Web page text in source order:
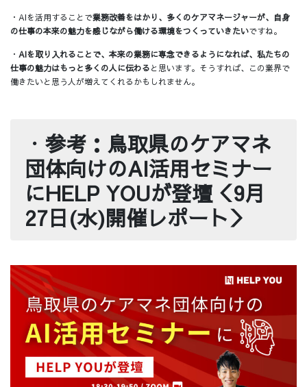
・AIを活用することで業務改善をはかり、多くのケアマネージャーが、自身
の仕事の本来の魅力を感じながら働ける環境をつくっていきたいですね。
・ AIを取り入れることで、本来の業務に専念できるようになれば、私たちの
仕事の魅力はもっと多くの人に伝わると思います。そうすれば、この業界で
働きたいと思う人が増えてくれるかもしれません。
・ 参考：鳥取県のケアマネ
団体向けのAI活用セミナー
にHELP YOUが登壇＜9月
27日(水)開催レポート＞